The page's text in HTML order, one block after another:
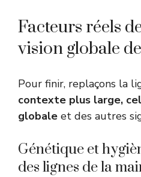
Facteurs réels
vision globale
Pour finir, replaçons la
contexte plus large,
globale et des autres
Génétique et
des lignes de la